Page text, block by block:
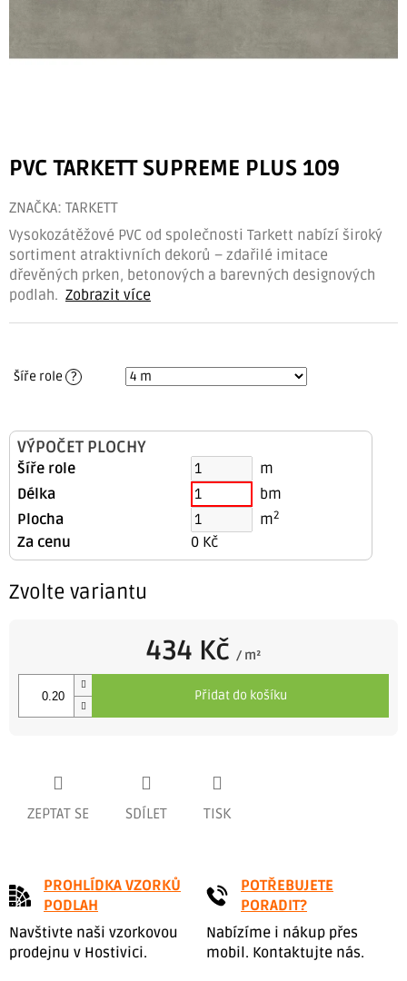
ZNAČKA: TARKETT
PVC TARKETT SUPREME PLUS 109
Zvolte variantu
Šíře role ?
VÝPOČET PLOCHY
Šíře role
m
Délka
bm
Plocha
m2
Za cenu 0 Kč
Vysokozátěžové PVC od společnosti Tarkett nabízí široký
sortiment atraktivních dekorů – zdařilé imitace
dřevěných prken, betonových a barevných designových
podlah. Zobrazit více
TISK
ZEPTAT SE SDÍLET
434 Kč / m²
Měrná
Přidat do košíku
PROHLÍDKA VZORKŮ
PODLAH
Navštivte naši vzorkovou
prodejnu v Hostivici.
POTŘEBUJETE
PORADIT?
Nabízíme i nákup přes
mobil. Kontaktujte nás.